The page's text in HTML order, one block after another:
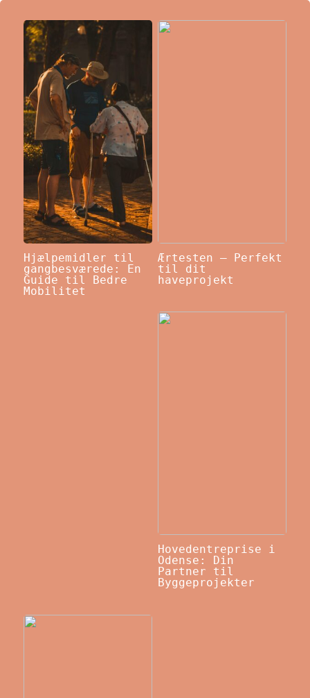
Hjælpemidler til
gangbesværede: En
Guide til Bedre
Mobilitet
Ærtesten – Perfekt
til dit
haveprojekt
Hovedentreprise i
Odense: Din
Partner til
Byggeprojekter